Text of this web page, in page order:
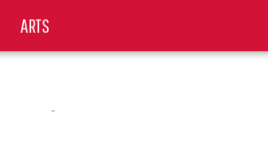
ARTS